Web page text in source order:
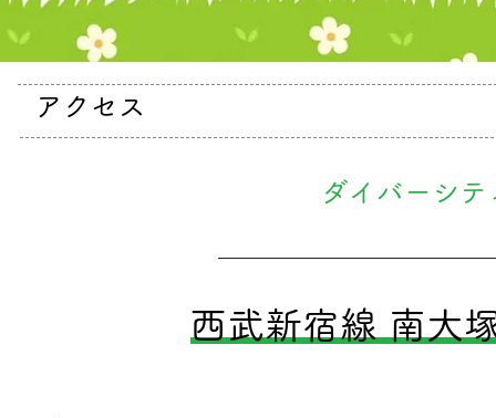
アクセス
ダイバーシ
西武新宿線 南大